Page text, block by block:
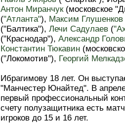
Антон Миранчук(московское
("Атланта"), Максим Глушенков
("Балтика"), Лечи Садулаев (
("Краснодар"), Александр
Константин Тюкавин
("Локомотив"), Георгий
Ибрагимову 18 лет. Он
"Манчестер Юнайтед". В
первый профессиональный
счету полузащитника есть
игроков до 15 и 16 лет.